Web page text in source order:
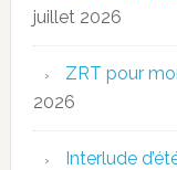
juillet 2026
ZRT pour
2026
Interlude